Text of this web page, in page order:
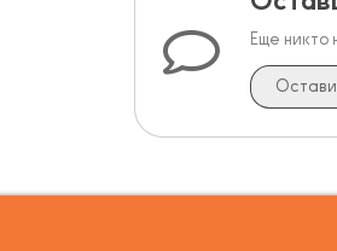
Еще никто